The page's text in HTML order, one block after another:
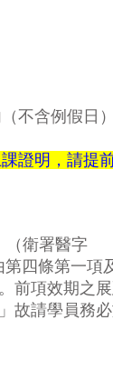
不含例假日
證明，請提
（衛署醫字
四條第一項
前項效期之
故請學員務